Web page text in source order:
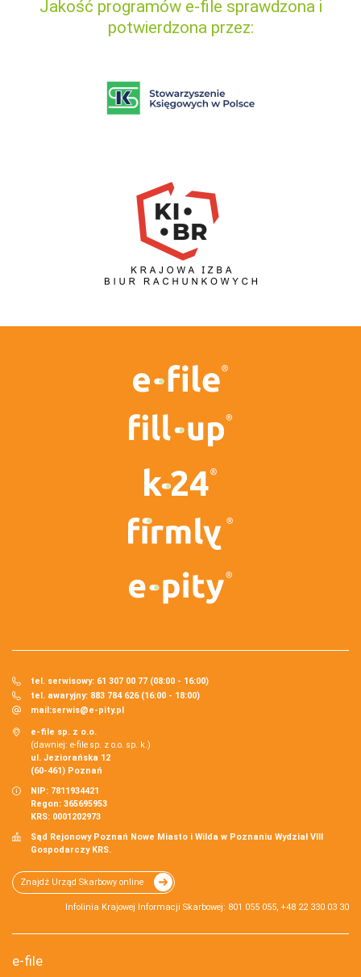
Jakość programów e-file sprawdzona i
potwierdzona przez:
tel. serwisowy: 61 307 00 77 (08:00 - 16:00)
tel. awaryjny: 883 784 626 (16:00 - 18:00)
mail:serwis@e-pity.pl
e-file sp. z o.o.
(dawniej: e-file sp. z o.o. sp. k.)
ul. Jeziorańska 12
(60-461) Poznań
NIP: 7811934421
Regon: 365695953
KRS: 0001202973
Sąd Rejonowy Poznań Nowe Miasto i Wilda w Poznaniu Wydział VIII
Gospodarczy KRS.
Znajdź Urząd Skarbowy online
Infolinia Krajowej Informacji Skarbowej: 801 055 055, +48 22 330 03 30
e-file